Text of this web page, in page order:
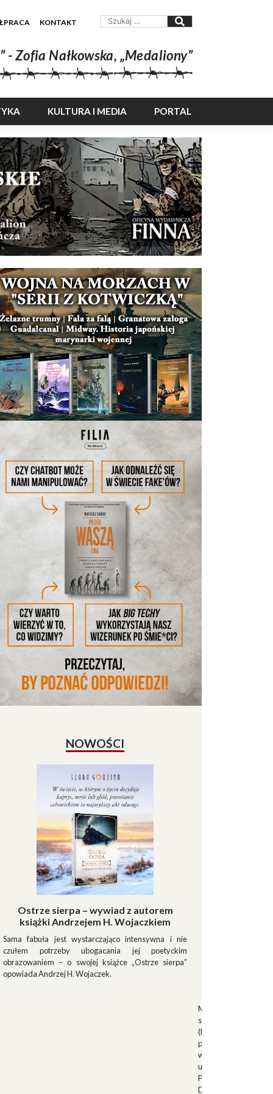
KONTAKT
Zofia Nałkowska, „Medaliony”
KULTURA I MEDIA PORTAL
NOWOŚCI
Ostrze sierpa – wywiad z autorem
książki Andrzejem H. Wojaczkiem
Sama fabuła jest wystarczająco intensywna i nie
czułem potrzeby ubogacania jej poetyckim
obrazowaniem – o swojej książce „Ostrze sierpa”
opowiada Andrzej H. Wojaczek.
Muszkieterowie
stanowili elitarną
(Milizia Volontaria
pełniącą rolę
w latach 1923-
uroczystościach
Palazzo Venezia w
Duce.